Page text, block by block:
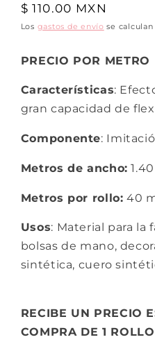
$ 110.00 MXN
Los gastos de envío se
PRECIO POR METRO
Características:
gran capacidad de
Componente:
Metros de ancho:
Metros por rollo: 40
Usos: Material para la
bolsas de mano,
sintética, cuero
RECIBE UN PRECIO
COMPRA DE 1